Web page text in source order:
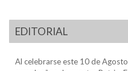
EDITORIAL
Al celebrarse este 10 de